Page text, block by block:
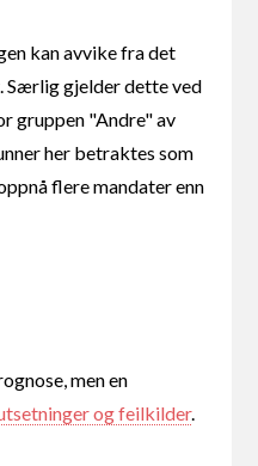
kan avvike fra det
gjelder dette ved
gruppen "Andre" av
her betraktes som
flere mandater enn
men en
og feilkilder.